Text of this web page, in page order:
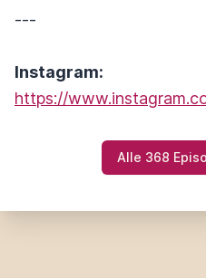
---
Instagram:
https://
Alle 368